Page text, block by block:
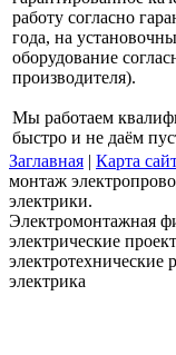
работу согласно
года, на
оборудование
производителя).
Мы работаем
быстро и не даём
Заглавная | Карта
монтаж
электрики.
Электромонтажная
электрические
электротехнические
электрика